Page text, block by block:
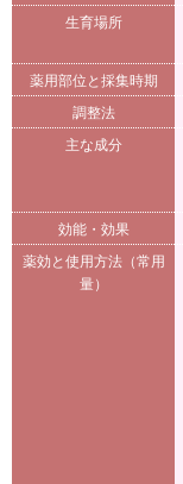
生育場所
薬用部位と採集時期
調整法
主な成分
効能・効果
薬効と使用方法（常用
量）